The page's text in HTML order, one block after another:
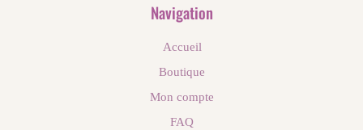
Navigation
Accueil
Boutique
Mon compte
FAQ